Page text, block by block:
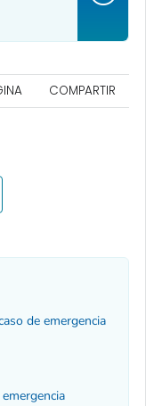
COMPARTIR
de emergencia